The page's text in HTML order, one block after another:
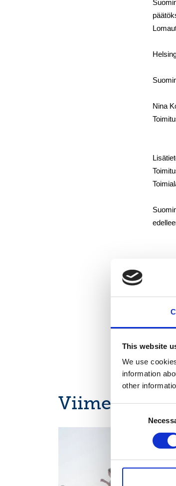
This website
We use
information
other
Nina
OSAVUOSIKATSAUKSET, EUROPEAN